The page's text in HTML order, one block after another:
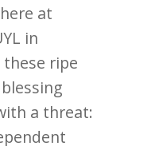
at
in
ripe
a threat: